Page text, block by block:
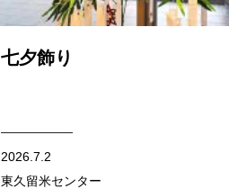
七夕飾り
2026.7.2
東久留米センター